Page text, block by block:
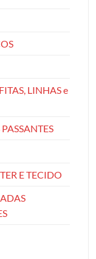
LINHAS e
E TECIDO